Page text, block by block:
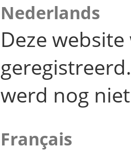
Nederlands
Deze
werd nog
Français